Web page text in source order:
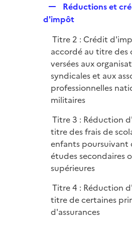
e
r
l
i
e
r
e
l
i
e
r
Réductions et
d'impôt
Titre 2 : Crédit
accordé au titre des
versées aux
syndicales et aux
professionnelles
militaires
Titre 3 : Réduction
titre des frais de
enfants poursuivant
études secondaires
supérieures
Titre 4 : Réduction
titre de certaines
d'assurances